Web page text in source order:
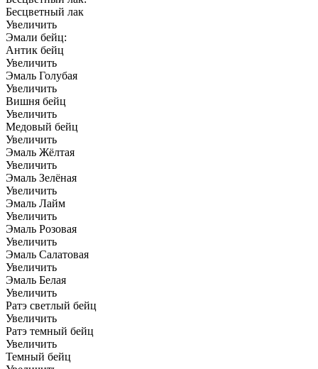
Бесцветный лак
Увеличить
Эмали бейц:
Антик бейц
Увеличить
Эмаль Голубая
Увеличить
Вишня бейц
Увеличить
Медовый бейц
Увеличить
Эмаль Жёлтая
Увеличить
Эмаль Зелёная
Увеличить
Эмаль Лайм
Увеличить
Эмаль Розовая
Увеличить
Эмаль Салатовая
Увеличить
Эмаль Белая
Увеличить
Ратэ светлый бейц
Увеличить
Ратэ темный бейц
Увеличить
Темный бейц